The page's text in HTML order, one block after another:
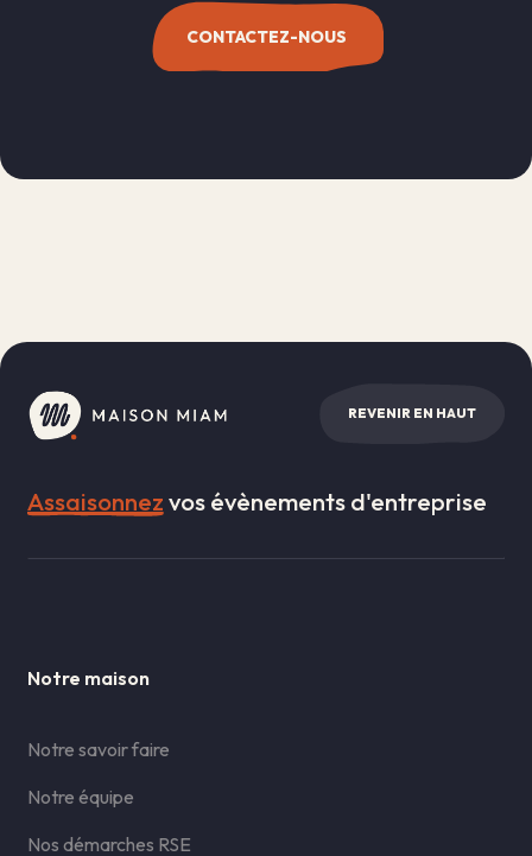
CONTACTEZ-NOUS
REVENIR EN HAUT
Assaisonnezvos évènements d'entreprise
Notre maison
Notre savoir faire
Notre équipe
Nos démarches RSE